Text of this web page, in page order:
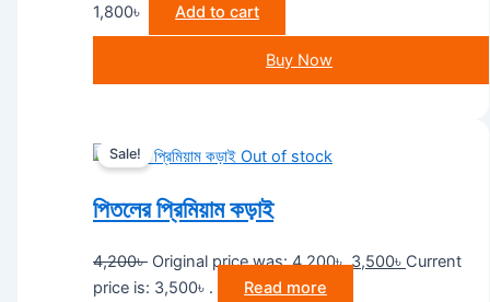
1,800৳ Add to cart
Buy Now
Out of stock
Sale!
পিতলের প্রিমিয়াম কড়াই
4,200৳ Original price was: 4,200৳ .3,500৳ Current
price is: 3,500৳ .
Read more